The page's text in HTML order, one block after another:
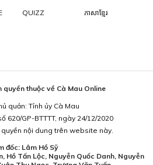
QUIZZ ភាសាខ្មែរ
quyền thuộc về Cà Mau Online
quản: Tỉnh ủy Cà Mau
620/GP-BTTTT, ngày 24/12/2020
nội dung trên website này.
đốc: Lâm Hồ Sỹ
Hồ Tấn Lộc, Nguyễn Quốc Danh, Nguyễn